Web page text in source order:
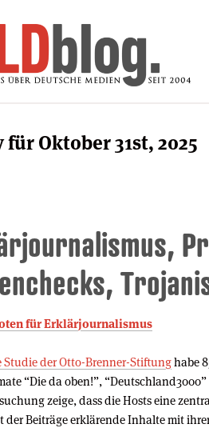
Oktober 31st, 2025
für Erklärjournalismus
Studie der Otto-Brenner-Stiftunghabe
“Die da oben!”,
zeige, dass die Hosts eine
der Beiträge erklärende Inhalte mit